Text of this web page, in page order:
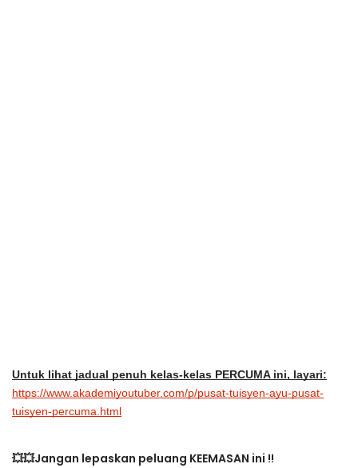
Untuk lihat jadual penuh kelas-kelas PERCUMA ini, layari:
https://www.akademiyoutuber.com/p/pusat-tuisyen-ayu-pusat-
tuisyen-percuma.html
💥💥Jangan lepaskan peluang KEEMASAN ini !!